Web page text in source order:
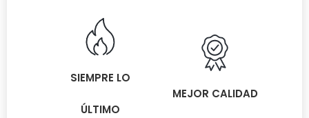
SIEMPRE LO
ÚLTIMO
MEJOR CALIDAD